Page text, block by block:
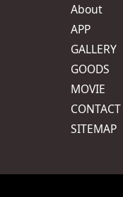
About
APP
GALLERY
GOODS
MOVIE
CONTACT
SITEMAP